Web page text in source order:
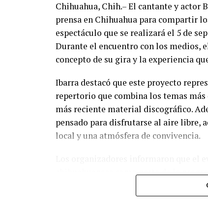
Chihuahua, Chih.– El cantante y actor
prensa en Chihuahua para compartir
espectáculo que se realizará el 5 de
Durante el encuentro con los medios,
concepto de su gira y la experiencia
Ibarra destacó que este proyecto
repertorio que combina los temas
más reciente material discográfico.
pensado para disfrutarse al aire libre,
local y una atmósfera de convivencia.
chihuahuenses como parte de la
diversas experiencias para los
adquirir sus boletos con anticipación